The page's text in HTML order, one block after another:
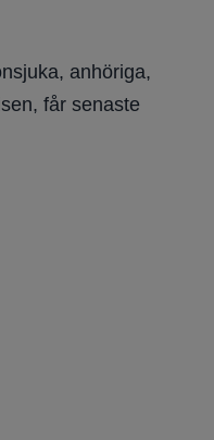
anhöriga,
får senaste